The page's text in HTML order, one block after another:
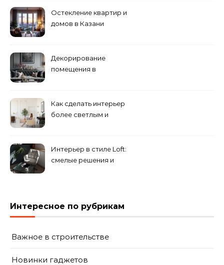
Остекление квартир и
домов в Казани
Декорирование
помещения в
направлений для создания
уникального комплекса
Как сделать интерьер
более светлым и
помещения
Интерьер в стиле Loft:
смелые решения и
Интересное по рубрикам
Важное в строительстве
Новинки гаджетов